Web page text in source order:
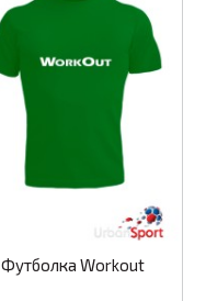
Футболка Workout